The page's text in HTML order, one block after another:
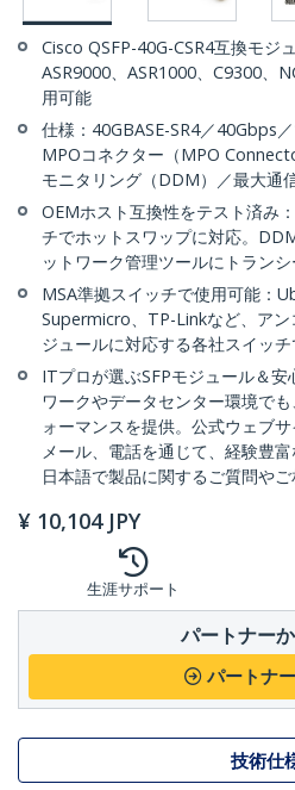
Cisco QSFP-40G-CSR4互換モジ
ASR9000、ASR1000、C9300、
用可能
仕様：40GBASE-SR4／40Gbps
MPOコネクター（MPO
モニタリング（DDM）／最大通
OEMホスト互換性をテスト済み
チでホットスワップに対応。
ットワーク管理ツールにトラン
MSA準拠スイッチで使用可能：
Supermicro、TP-Linkなど、ア
ジュールに対応する各社スイッ
ITプロが選ぶSFPモジュール＆
ワークやデータセンター環境で
ォーマンスを提供。公式ウェブ
メール、電話を通じて、経験豊
日本語で製品に関するご質問やご
¥ 10,104 JPY
生涯サポート
パートナー
パートナ
技術仕